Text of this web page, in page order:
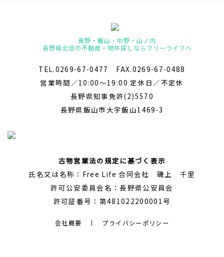
長野・飯山・中野・山ノ内
長野県北信の不動産・物件探しならフリーライフへ
TEL.0269-67-0477 FAX.0269-67-0488
営業時間／10:00～19:00 定休日／不定休
長野県知事免許(2)5570
長野県飯山市大字飯山1469-3
古物営業法の規定に基づく表示
氏名又は名称：Free Life 合同会社 磯上 千里
許可公安委員会名：長野県公安員会
許可証番号：第481022200001号
会社概要 プライバシーポリシー